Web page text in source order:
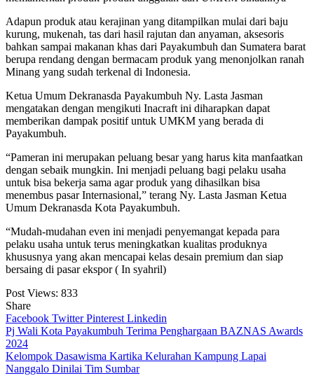
Adapun produk atau kerajinan yang ditampilkan mulai dari baju
kurung, mukenah, tas dari hasil rajutan dan anyaman, aksesoris
bahkan sampai makanan khas dari Payakumbuh dan Sumatera barat
berupa rendang dengan bermacam produk yang menonjolkan ranah
Minang yang sudah terkenal di Indonesia.
Ketua Umum Dekranasda Payakumbuh Ny. Lasta Jasman
mengatakan dengan mengikuti Inacraft ini diharapkan dapat
memberikan dampak positif untuk UMKM yang berada di
Payakumbuh.
“Pameran ini merupakan peluang besar yang harus kita manfaatkan
dengan sebaik mungkin. Ini menjadi peluang bagi pelaku usaha
untuk bisa bekerja sama agar produk yang dihasilkan bisa
menembus pasar Internasional,” terang Ny. Lasta Jasman Ketua
Umum Dekranasda Kota Payakumbuh.
“Mudah-mudahan even ini menjadi penyemangat kepada para
pelaku usaha untuk terus meningkatkan kualitas produknya
khususnya yang akan mencapai kelas desain premium dan siap
bersaing di pasar ekspor ( In syahril)
Post Views: 833
Share
Facebook TwitterPinterest Linkedin
Navigasi
pos
Pj Wali Kota Payakumbuh Terima Penghargaan BAZNAS Awards
2024
Kelompok Dasawisma Kartika Kelurahan Kampung Lapai
Nanggalo Dinilai Tim Sumbar